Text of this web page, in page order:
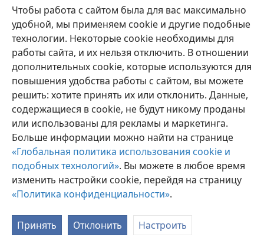
Чтобы работа с сайтом была для вас максимально
удобной, мы применяем cookie и другие подобные
технологии. Некоторые cookie необходимы для
работы сайта, и их нельзя отключить. В отношении
дополнительных cookie, которые используются для
повышения удобства работы с сайтом, вы можете
решить: хотите принять их или отклонить. Данные,
содержащиеся в cookie, не будут никому проданы
или использованы для рекламы и маркетинга.
Больше информации можно найти на странице
«Глобальная политика использования cookie и
подобных технологий». Вы можете в любое время
изменить настройки cookie, перейдя на страницу
«Политика конфиденциальности».
Принять Отклонить Настроить
Егьырҭ рзышьҭра
Copyright© 2026 Watch Tower Bible and Tract Society of Pennsylvania
Ахархәаразы аԥҟарақәа
Амаӡара аполитика
Амаӡара архиарақәа
JW.ORG Аҭалара